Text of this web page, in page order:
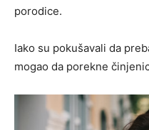
porodice.
Iako su pokušavali da
mogao da porekne